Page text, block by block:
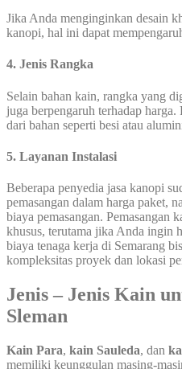
Jika Anda menginginkan desain
kanopi, hal ini dapat
4. Jenis Rangka
Selain bahan kain, rangka yang
juga berpengaruh terhadap
dari bahan seperti besi atau
5. Layanan Instalasi
Beberapa penyedia jasa kanopi
pemasangan dalam harga paket,
biaya pemasangan. Pemasangan
khusus, terutama jika Anda ingin
biaya tenaga kerja di Semarang
kompleksitas proyek dan lokasi
Jenis – Jenis Kain
Sleman
Kain Para, kain Sauleda, dan
memiliki keunggulan masing-